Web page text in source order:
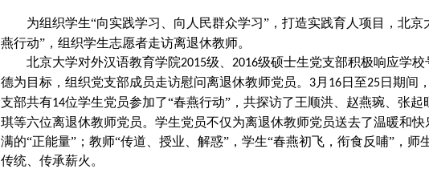
为组织学生“向实践学习、向人民群众学习”，打造实践育人项目，北京
燕行动”，组织学生志愿者走访离退休教师。
北京大学对外汉语教育学院2015级、 2016级硕士生党支部积极响应学
德为目标，组织党支部成员走访慰问离退休教师党员。 3月 16日至25日期间
支部共有14位学生党员参加了“春燕行动”，共探访了王顺洪、赵燕琬、张
琪等六位离退休教师党员。学生党员不仅为离退休教师党员送去了温暖和
满的“正能量”；教师“传道、授业、解惑”，学生“春燕初飞，衔食反哺”，师
传统、传承薪火。